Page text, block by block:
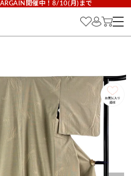
開催中！8/10(月)まで